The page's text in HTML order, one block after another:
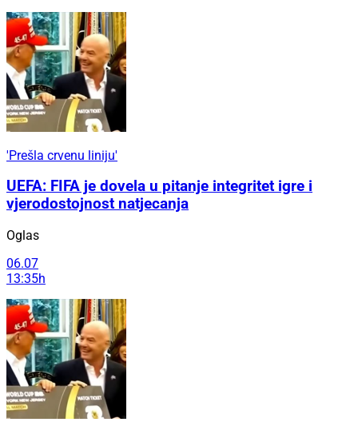
'Prešla crvenu liniju'
UEFA: FIFA je dovela u pitanje integritet igre i
vjerodostojnost natjecanja
Oglas
06.07
13:35h